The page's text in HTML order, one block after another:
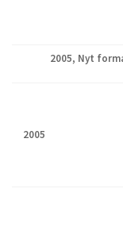
2005, Nyt
2005